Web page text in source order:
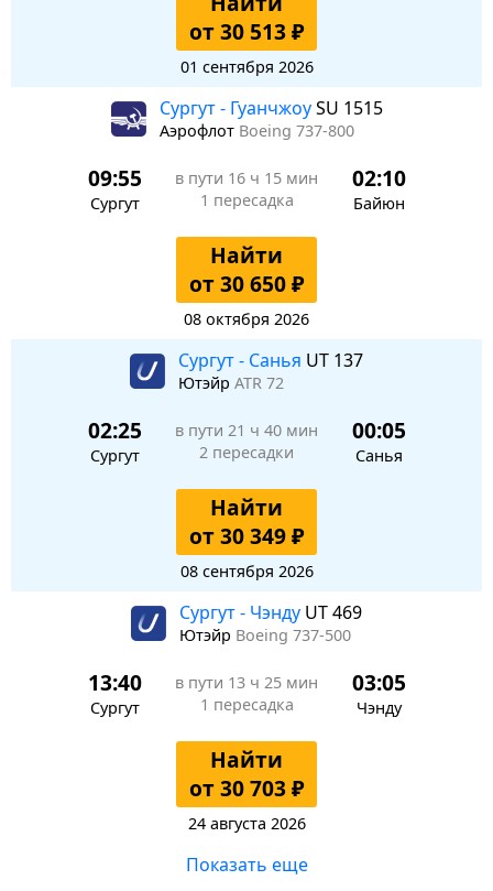
от 30 513 ₽
01 сентября 2026
Сургут - ГуанчжоуSU 1515
Аэрофлот Boeing 737-800
09:55
Сургут
в пути 16 ч 15 мин
1 пересадка
02:10
Байюн
Найти
от 30 650 ₽
08 октября 2026
Сургут - Санья UT 137
Ютэйр ATR 72
02:25
Сургут
в пути 21 ч 40 мин
2 пересадки
00:05
Санья
Найти
от 30 349 ₽
08 сентября 2026
Сургут - Чэнду UT 469
Ютэйр Boeing 737-500
13:40
Сургут
в пути 13 ч 25 мин
1 пересадка
03:05
Чэнду
Найти
от 30 703 ₽
24 августа 2026
Показать еще